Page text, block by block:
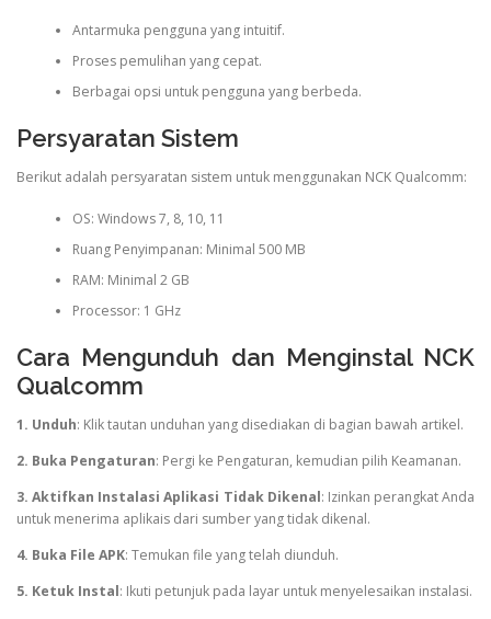
Antarmuka pengguna yang intuitif.
Proses pemulihan yang cepat.
Berbagai opsi untuk pengguna yang berbeda.
Persyaratan Sistem
Berikut adalah persyaratan sistem untuk menggunakan NCK Qualcomm:
OS: Windows 7, 8, 10, 11
Ruang Penyimpanan: Minimal 500 MB
RAM: Minimal 2 GB
Processor: 1 GHz
Cara Mengunduh dan Menginstal NCK
Qualcomm
1. Unduh: Klik tautan unduhan yang disediakan di bagian bawah artikel.
2. Buka Pengaturan: Pergi ke Pengaturan, kemudian pilih Keamanan.
3. Aktifkan Instalasi Aplikasi Tidak Dikenal: Izinkan perangkat Anda
untuk menerima aplikais dari sumber yang tidak dikenal.
4. Buka File APK: Temukan file yang telah diunduh.
5. Ketuk Instal: Ikuti petunjuk pada layar untuk menyelesaikan instalasi.